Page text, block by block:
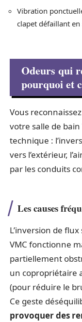
Vibration
clapet défaillant
Odeurs qui
pourquoi et
Vous
votre salle de
technique :
vers l’extérieur,
par les conduits
Les causes
L’inversion de
VMC fonctionne
partiellement
un copropriétaire
(pour réduire le
Ce geste
provoquer des